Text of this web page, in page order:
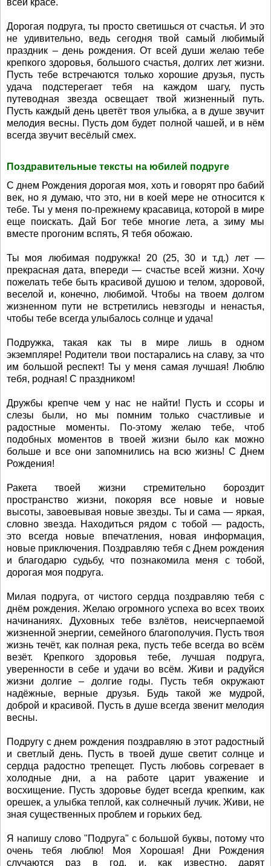
всей красе.
Дорогая подруга, ты просто светишься от счастья. И это
не удивительно, ведь сегодня твой самый любимый
праздник – день рождения. От всей души желаю тебе
крепкого здоровья, большого счастья, долгих лет жизни.
Пусть тебе встречаются только хорошие друзья, пусть
удача подстерегает тебя на каждом шагу, пусть
путеводная звезда освещает твой жизненный путь.
Пусть каждый день цветёт твоя улыбка, а в душе звучит
мелодия весны. Пусть дом будет полной чашей, и в нём
всегда звучит весёлый смех.
Поздравительные тексты на юбилей подруге
С днем Рождения дорогая моя, хоть и говорят про бабий
век, но я думаю, что это, ни в коей мере не относится к
тебе. Ты у меня по-прежнему красавица, которой в мире
еще поискать. Дай Бог тебе многие лета, а зиму мы
вместе прогоним вспять, Я тебя обожаю.
Ты моя любимая подружка! 20 (25, 30 и т.д.) лет —
прекрасная дата, впереди — счастье всей жизни. Хочу
пожелать тебе быть красивой душою и телом, здоровой,
веселой и, конечно, любимой. Чтобы на твоем долгом
жизненном пути не встретились невзгоды и ненастья,
чтобы тебе всегда улыбалось солнце и удача!
Подружка, такая как ты в мире лишь в одном
экземпляре! Родители твои постарались на славу, за что
им большой респект! Ты у меня самая лучшая! Люблю
тебя, родная! С праздником!
Дружбы крепче чем у нас не найти! Пусть и ссоры и
слезы были, но мы помним только счастливые и
радостные моменты. По-этому желаю тебе, чтоб
подобных моментов в твоей жизни было как можно
больше и все они запомнились на всю жизнь! С Днем
Рождения!
Ракета твоей жизни стремительно бороздит
пространство жизни, покоряя все новые и новые
высоты, завоевывая новые звезды. Ты и сама — яркая,
словно звезда. Находиться рядом с тобой — радость,
это всегда новые впечатления, новая информация,
новые приключения. Поздравляю тебя с Днем рождения
и благодарю судьбу, что познакомила меня с тобой,
дорогая моя подруга.
Милая подруга, от чистого сердца поздравляю тебя с
днём рождения. Желаю огромного успеха во всех твоих
начинаниях. Духовных тебе взлётов, неисчерпаемой
жизненной энергии, семейного благополучия. Пусть твоя
жизнь течёт, как полная река, пусть тебе всегда во всём
везёт. Крепкого здоровья тебе, лучшая подруга,
уверенности в себе и удачи во всём. Живи и радуйся
жизни долгие – долгие годы. Пусть тебя окружают
надёжные, верные друзья. Будь такой же мудрой,
доброй и красивой. Пусть в душе всегда звенит мелодия
весны.
Подругу с днем рождения поздравляю в этот радостный
и светлый день. Пусть в твоей душе светит солнце и
сердца радостно трепещет. Пусть любовь согревает в
холодные дни, а на работе царит уважение и
восхищение. Пусть здоровье будет всегда крепким, как
орешек, а улыбка теплой, как солнечный лучик. Живи, не
зная существенных проблем и горьких бед.
Я напишу слово "Подруга" с большой буквы, потому что
очень тебя люблю! Моя Хорошая! Дни Рождения
случаются раз в год, и, как известно, дарят